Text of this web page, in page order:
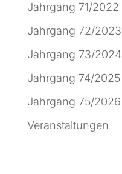
Jahrgang 71/2022
Jahrgang 72/2023
Jahrgang 73/2024
Jahrgang 74/2025
Jahrgang 75/2026
Veranstaltungen